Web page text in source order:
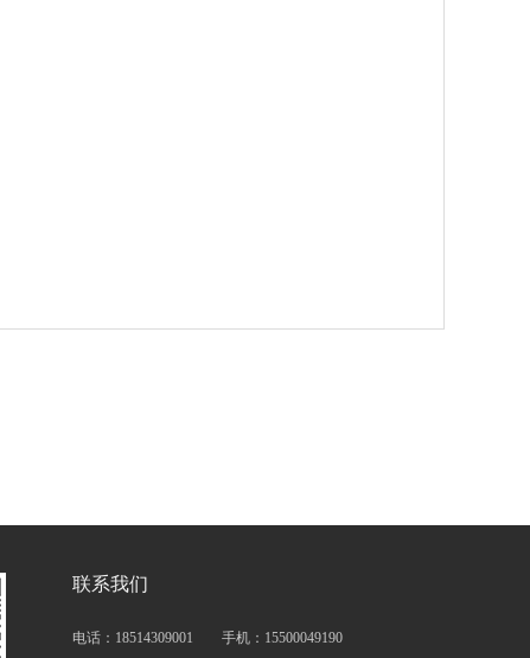
联系我们
电话：18514309001 手机：15500049190